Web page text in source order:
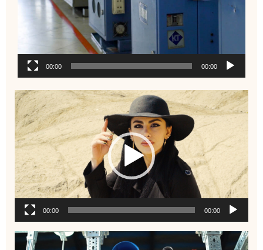
00:00
00:00
نمایشگر
ویدیو
00:00
00:00
نمایشگر